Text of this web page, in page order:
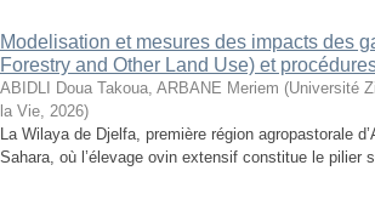
Modelisation et mesures des impacts des
Forestry and Other Land Use) et
ABIDLI Doua Takoua, ARBANE Meriem (Université
la Vie, 2026)
La Wilaya de Djelfa, première région agropastorale
Sahara, où l’élevage ovin extensif constitue le pilier